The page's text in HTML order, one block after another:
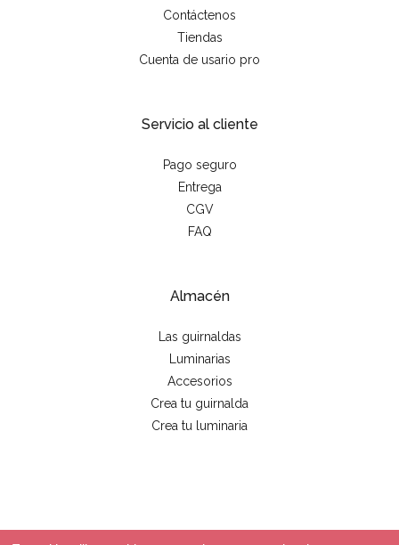
Contáctenos
Tiendas
Cuenta de usario pro
Servicio al cliente
Pago seguro
Entrega
CGV
FAQ
Almacén
Las guirnaldas
Luminarias
Accesorios
Crea tu guirnalda
Crea tu luminaria